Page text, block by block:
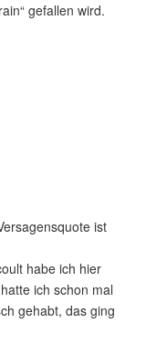
gefallen wird.
ist
habe ich hier
ich schon mal
gehabt, das ging